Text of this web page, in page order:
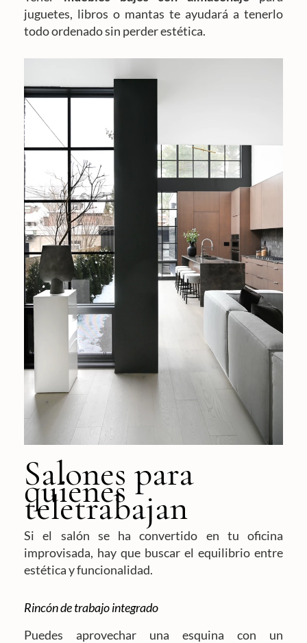
juguetes, libros o mantas te ayudará a tenerlo
todo ordenado sin perder estética.
Salones para
quienes
teletrabajan
Si el salón se ha convertido en tu oficina
improvisada, hay que buscar el equilibrio entre
estética y funcionalidad.
Rincón de trabajo integrado
Puedes aprovechar una esquina con un